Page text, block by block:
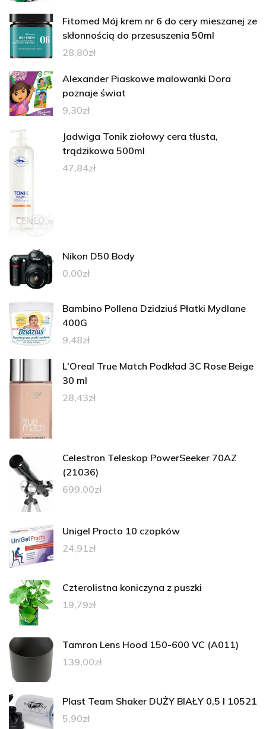
Fitomed Mój krem nr 6 do cery mieszanej ze
skłonnością do przesuszenia 50ml
28,80zł
Alexander Piaskowe malowanki Dora
poznaje świat
9,30zł
Jadwiga Tonik ziołowy cera tłusta,
trądzikowa 500ml
47,84zł
Nikon D50 Body
0,00zł
Bambino Pollena Dzidziuś Płatki Mydlane
400G
9,48zł
L'Oreal True Match Podkład 3C Rose Beige
30 ml
28,43zł
Celestron Teleskop PowerSeeker 70AZ
(21036)
699,00zł
Unigel Procto 10 czopków
24,91zł
Czterolistna koniczyna z puszki
19,79zł
Tamron Lens Hood 150-600 VC (A011)
139,00zł
Plast Team Shaker DUŻY BIAŁY 0,5 l 10521
5,90zł